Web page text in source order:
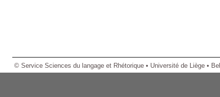
© Service Sciences du langage et Rhétorique • Université de Liège •